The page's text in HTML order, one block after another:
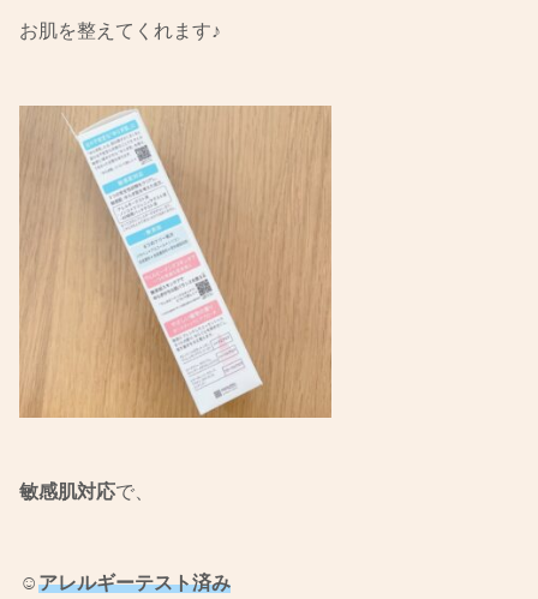
お肌を整えてくれます♪
敏感肌対応で、
☺︎アレルギーテスト済み